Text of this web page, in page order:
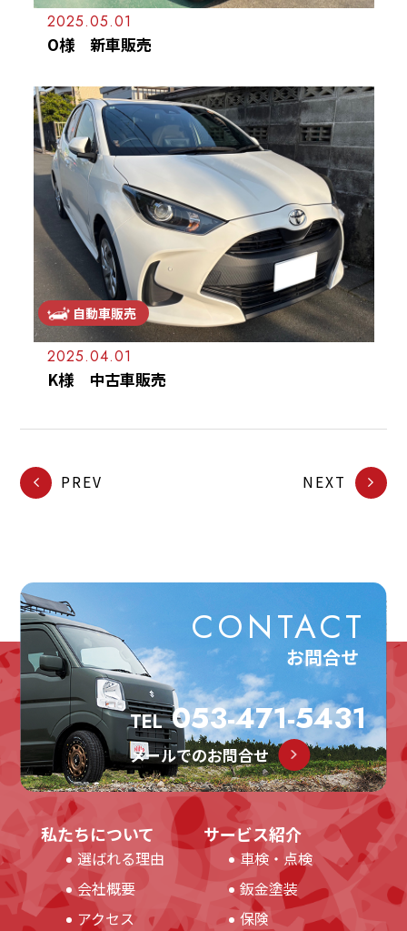
2025.05.01
O様 新車販売
自動車販売
2025.04.01
K様 中古車販売
PREV NEXT
CONTACT
お問合せ
TEL053-471-5431
メールでのお問合せ
私たちについて
選ばれる理由
会社概要
アクセス
サービス紹介
車検・点検
鈑金塗装
保険